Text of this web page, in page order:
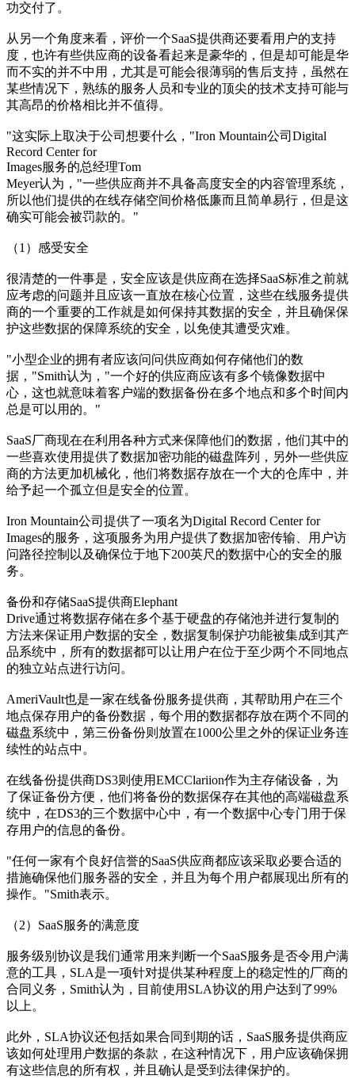
功交付了。
从另一个角度来看，评价一个SaaS提供商还要看用户的支持
度，也许有些供应商的设备看起来是豪华的，但是却可能是华
而不实的并不中用，尤其是可能会很薄弱的售后支持，虽然在
某些情况下，熟练的服务人员和专业的顶尖的技术支持可能与
其高昂的价格相比并不值得。
"这实际上取决于公司想要什么，"Iron Mountain公司Digital
Record Center for
Images服务的总经理Tom
Meyer认为，"一些供应商并不具备高度安全的内容管理系统，
所以他们提供的在线存储空间价格低廉而且简单易行，但是这
确实可能会被罚款的。"
（1）感受安全
很清楚的一件事是，安全应该是供应商在选择SaaS标准之前就
应考虑的问题并且应该一直放在核心位置，这些在线服务提供
商的一个重要的工作就是如何保持其数据的安全，并且确保保
护这些数据的保障系统的安全，以免使其遭受灾难。
"小型企业的拥有者应该问问供应商如何存储他们的数
据，"Smith认为，"一个好的供应商应该有多个镜像数据中
心，这也就意味着客户端的数据备份在多个地点和多个时间内
总是可以用的。"
SaaS厂商现在在利用各种方式来保障他们的数据，他们其中的
一些喜欢使用提供了数据加密功能的磁盘阵列，另外一些供应
商的方法更加机械化，他们将数据存放在一个大的仓库中，并
给予起一个孤立但是安全的位置。
Iron Mountain公司提供了一项名为Digital Record Center for
Images的服务，这项服务为用户提供了数据加密传输、用户访
问路径控制以及确保位于地下200英尺的数据中心的安全的服
务。
备份和存储SaaS提供商Elephant
Drive通过将数据存储在多个基于硬盘的存储池并进行复制的
方法来保证用户数据的安全，数据复制保护功能被集成到其产
品系统中，所有的数据都可以让用户在位于至少两个不同地点
的独立站点进行访问。
AmeriVault也是一家在线备份服务提供商，其帮助用户在三个
地点保存用户的备份数据，每个用的数据都存放在两个不同的
磁盘系统中，第三份备份则放置在1000公里之外的保证业务连
续性的站点中。
在线备份提供商DS3则使用EMCClariion作为主存储设备，为
了保证备份方便，他们将备份的数据保存在其他的高端磁盘系
统中，在DS3的三个数据中心中，有一个数据中心专门用于保
存用户的信息的备份。
"任何一家有个良好信誉的SaaS供应商都应该采取必要合适的
措施确保他们服务器的安全，并且为每个用户都展现出所有的
操作。"Smith表示。
（2）SaaS服务的满意度
服务级别协议是我们通常用来判断一个SaaS服务是否令用户满
意的工具，SLA是一项针对提供某种程度上的稳定性的厂商的
合同义务，Smith认为，目前使用SLA协议的用户达到了99%
以上。
此外，SLA协议还包括如果合同到期的话，SaaS服务提供商应
该如何处理用户数据的条款，在这种情况下，用户应该确保拥
有这些信息的所有权，并且确认是受到法律保护的。